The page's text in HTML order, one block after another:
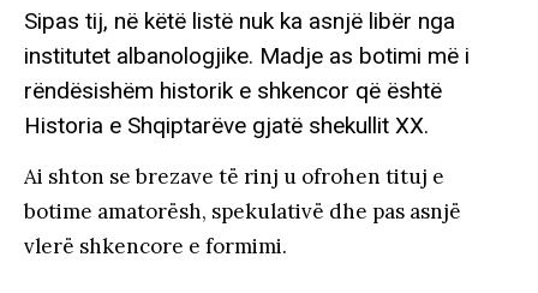
Sipas tij, në këtë listë nuk ka asnjë libër nga
institutet albanologjike. Madje as botimi më i
rëndësishëm historik e shkencor që është
Historia e Shqiptarëve gjatë shekullit XX.
Ai shton se brezave të rinj u ofrohen tituj e
botime amatorësh, spekulativë dhe pas asnjë
vlerë shkencore e formimi.